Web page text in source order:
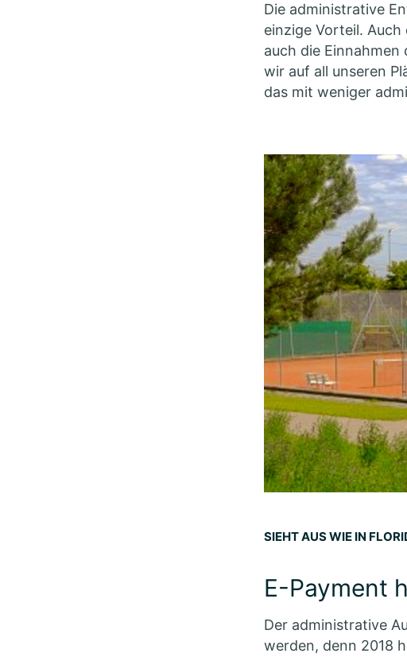
Die administrative
einzige Vorteil.
auch die
wir auf all unseren
das mit weniger
SIEHT AUS WIE IN
E-Payment
Der administrative
werden, denn 2018